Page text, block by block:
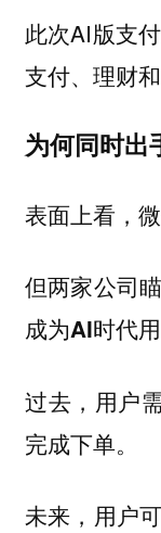
此次AI版支
支付、理财
为何同时出
表面上看，
但两家公司
成为AI时代
过去，用户
完成下单。
未来，用户